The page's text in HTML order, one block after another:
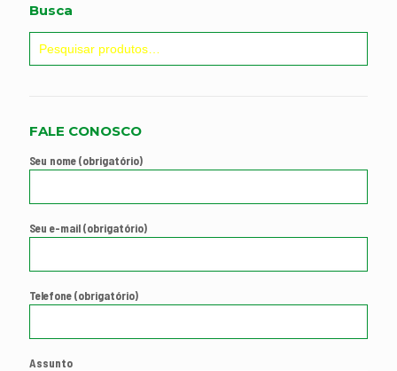
Busca
FALE CONOSCO
Seu nome (obrigatório)
Seu e-mail (obrigatório)
Telefone (obrigatório)
Assunto